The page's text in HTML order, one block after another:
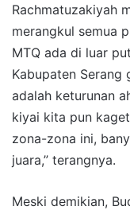
Rachmatuzakiyah
merangkul semua
MTQ ada di luar
Kabupaten
adalah keturunan
kiyai kita pun
zona-zona ini,
juara,” terangnya.
Meski demikian,